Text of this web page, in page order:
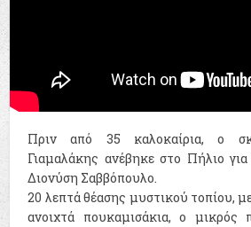
Πριν από 35 καλοκαίρια, ο
Γιαμαλάκης ανέβηκε στο Πήλιο
Διονύση Σαββόπουλο.
20 λεπτά θέασης μυστικού τοπίου,
ανοιχτά πουκαμισάκια, ο μικρός